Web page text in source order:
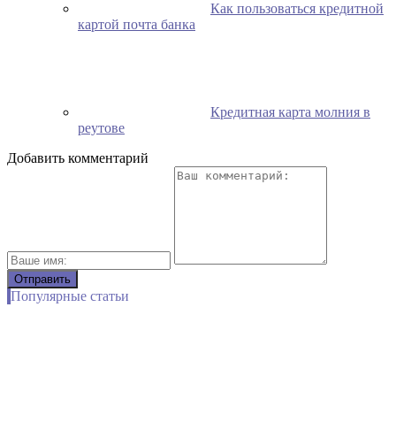
Как пользоваться кредитной
картой почта банка
Кредитная карта молния в
реутове
Добавить комментарий
Популярные статьи